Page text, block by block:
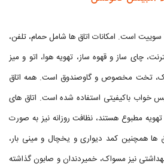
این هتل دارای ۴۵۵ اتاق و ۲۵ سوییت است. امکانات اتاق ها شامل حمام، تلفن،
چای ساز و قهوه ساز، تهویه هوا، اتو و میز
تخت مخصوص و گاوصندوق است. همه اتاق
خواب باکیفیتی استفاده شده است. اتاق های
مطبوع هستند، نظافت روزانه نیز به صورت
ها همچنین کمد دیواری و یخچال و مینی بار،
نیز مسواک، خمیردندان و صابون گذاشته